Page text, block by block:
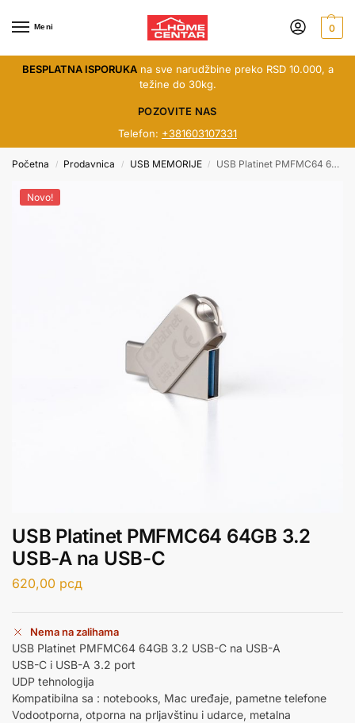
Meni 0
BESPLATNA ISPORUKAna sve narudžbine preko RSD 10.000, a
težine do 30kg.
POZOVITE NAS
Telefon: +381603107331
Početna / Prodavnica / USB MEMORIJE / USB Platinet PMFMC64 64GB 3.2 USB-A na USB-C
Novo!
USB Platinet PMFMC64 64GB 3.2
USB-A na USB-C
620,00 рсд
Nema na zalihama
USB Platinet PMFMC64 64GB 3.2 USB-C na USB-A
USB-C i USB-A 3.2 port
UDP tehnologija
Kompatibilna sa : notebooks, Mac uređaje, pametne telefone
Vodootporna, otporna na prljavštinu i udarce, metalna